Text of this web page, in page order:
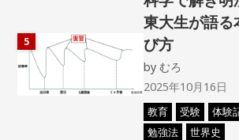
5
東大生が語
び方
byむろ
2025年10月16日
教育 受験 体験
勉強法
世界史